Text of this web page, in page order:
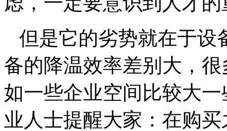
但是它的劣势就在于设
备的降温效率差别大，
如一些企业空间比较大
业人士提醒大家：在购